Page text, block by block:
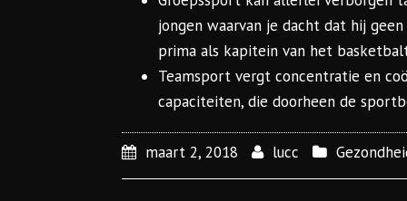
jongen waarvan je dacht dat hij
prima als kapitein van het
Teamsport vergt concentratie en
capaciteiten, die doorheen de
maart 2, 2018 lucc